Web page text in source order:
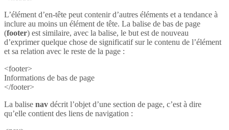
L’élément d’en-tête peut contenir d’autres éléments et a tendance à
inclure au moins un élément de tête. La balise de bas de page
(footer) est similaire, avec la balise, le but est de nouveau
d’exprimer quelque chose de significatif sur le contenu de l’élément
et sa relation avec le reste de la page :
<footer>
Informations de bas de page
</footer>
La balise nav décrit l’objet d’une section de page, c’est à dire
qu’elle contient des liens de navigation :